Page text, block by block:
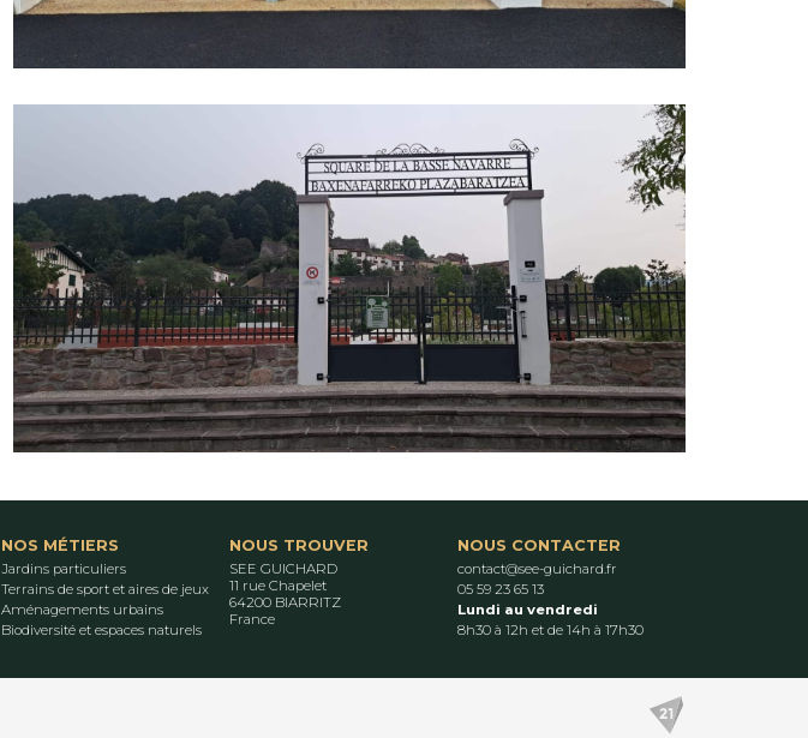
NOS MÉTIERS
Jardins particuliers
Terrains de sport et aires de jeux
Aménagements urbains
Biodiversité et espaces naturels
NOUS TROUVER
SEE GUICHARD
11 rue Chapelet
64200 BIARRITZ
France
NOUS CONTACTER
contact@see-guichard.fr
05 59 23 65 13
Lundi au vendredi
8h30 à 12h et de 14h à 17h30